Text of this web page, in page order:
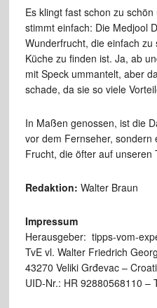
Es klingt fast schon zu
stimmt einfach: Die Medjool
Wunderfrucht, die einfach
Küche zu finden ist. Ja, ab
mit Speck ummantelt, aber
schade, da sie so viele
In Maßen genossen, ist die
vor dem Fernseher, sondern
Frucht, die öfter auf unseren
Redaktion: Walter Braun
Impressum
Herausgeber: tipps-vom-
TvE vl. Walter Friedrich
43270 Veliki Grđevac –
UID-Nr.: HR 92880568110 –